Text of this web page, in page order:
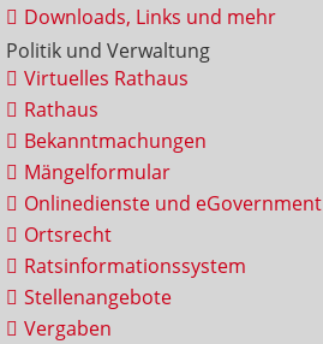
Downloads, Links und mehr
Politik und Verwaltung
Virtuelles Rathaus
Rathaus
Bekanntmachungen
Mängelformular
Onlinedienste und eGovernment
Ortsrecht
Ratsinformationssystem
Stellenangebote
Vergaben